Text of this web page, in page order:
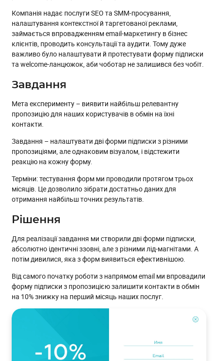
Компанія надає послуги SEO та SMM-просування,
налаштування контекстної й таргетованої реклами,
займається впровадженням email-маркетингу в бізнес
клієнтів, проводить консультації та аудити. Тому дуже
важливо було налаштувати й протестувати форму підписки
та welcome-ланцюжок, аби чоботар не залишився без чобіт.
Завдання
Мета експерименту – виявити найбільш релевантну
пропозицію для наших користувачів в обмін на їхні
контакти.
Завдання – налаштувати дві форми підписки з різними
пропозиціями, але однаковим візуалом, і відстежити
реакцію на кожну форму.
Терміни: тестування форм ми проводили протягом трьох
місяців. Це дозволило зібрати достатньо даних для
отримання найбільш точних результатів.
Рішення
Для реалізації завдання ми створили дві форми підписки,
абсолютно ідентичні ззовні, але з різними лід-магнітами. А
потім дивилися, яка з форм виявиться ефективнішою.
Від самого початку роботи з напрямом email ми впровадили
форму підписки з пропозицією залишити контакти в обмін
на 10% знижку на перший місяць наших послуг.